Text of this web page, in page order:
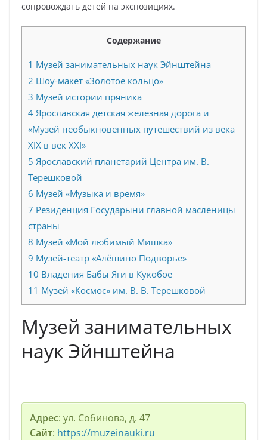
сопровождать детей на экспозициях.
Содержание
1 Музей занимательных наук Эйнштейна
2 Шоу-макет «Золотое кольцо»
3 Музей истории пряника
4 Ярославская детская железная дорога и
«Музей необыкновенных путешествий из века
XIX в век XXI»
5 Ярославский планетарий Центра им. В.
Терешковой
6 Музей «Музыка и время»
7 Резиденция Государыни главной масленицы
страны
8 Музей «Мой любимый Мишка»
9 Музей-театр «Алёшино Подворье»
10 Владения Бабы Яги в Кукобое
11 Музей «Космос» им. В. В. Терешковой
Музей занимательных
наук Эйнштейна
Адрес: ул. Собинова, д. 47
Сайт: https://muzeinauki.ru